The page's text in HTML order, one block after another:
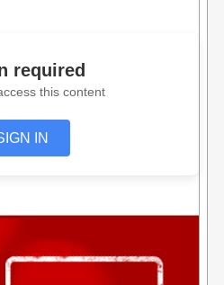
required
this content
IN